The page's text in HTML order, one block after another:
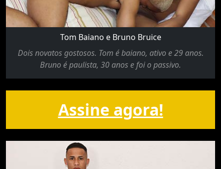
Tom Baiano e Bruno Bruice
Dois novatos gostosos. Tom é baiano, ativo e 29 anos.
Bruno é paulista, 30 anos e foi o passivo.
Assine agora!